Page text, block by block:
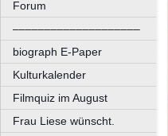
Forum
––––––––––––––––––––
biograph E-Paper
Kulturkalender
Filmquiz im August
Frau Liese wünscht.